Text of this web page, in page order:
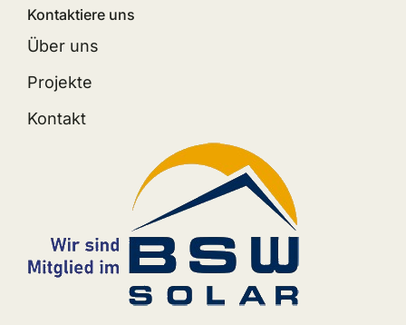
Kontaktiere uns
Über uns
Projekte
Kontakt